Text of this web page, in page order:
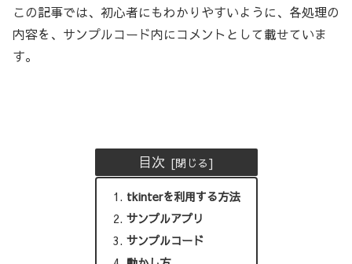
この記事では、初心者にもわかりやすいように、各処理の
内容を、サンプルコード内にコメントとして載せていま
す。
目次
tkinterを利用する方法
サンプルアプリ
サンプルコード